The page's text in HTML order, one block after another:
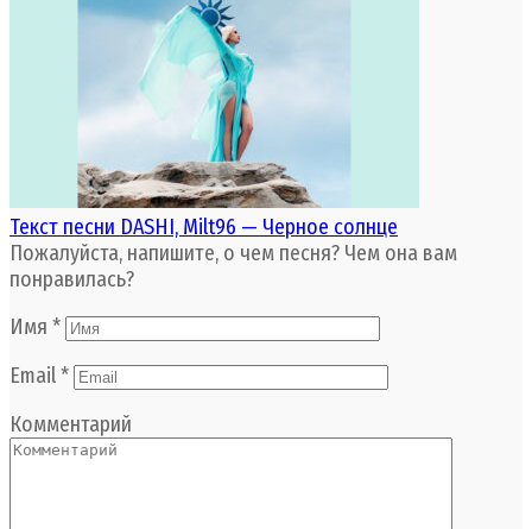
Текст песни DASHI, Milt96 — Черное солнце
Пожалуйста, напишите, о чем песня? Чем она вам
понравилась?
Имя *
Email*
Комментарий